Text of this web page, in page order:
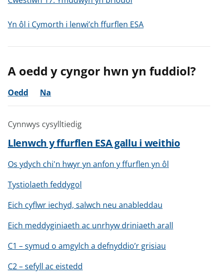
Yn ôl i Cymorth i lenwi’ch ffurflen ESA
A oedd y cyngor hwn yn fuddiol?
Oedd Na
Cynnwys cysylltiedig
Llenwch y ffurflen ESA gallu i weithio
Os ydych chi'n hwyr yn anfon y ffurflen yn ôl
Tystiolaeth feddygol
Eich cyflwr iechyd, salwch neu anableddau
Eich meddyginiaeth ac unrhyw driniaeth arall
C1 – symud o amgylch a defnyddio’r grisiau
C2 – sefyll ac eistedd